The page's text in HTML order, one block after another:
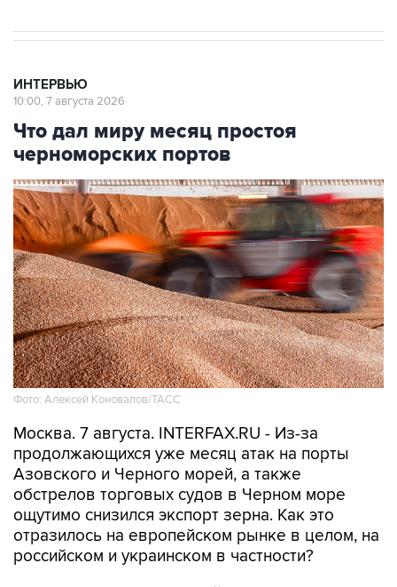
ИНТЕРВЬЮ
10:00, 7 августа 2026
Что дал миру месяц простоя
черноморских портов
Фото: Алексей Коновалов/ТАСС
Москва. 7 августа. INTERFAX.RU - Из-за
продолжающихся уже месяц атак на порты
Азовского и Черного морей, а также
обстрелов торговых судов в Черном море
ощутимо снизился экспорт зерна. Как это
отразилось на европейском рынке в целом, на
российском и украинском в частности?